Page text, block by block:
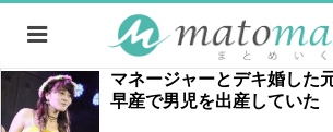
マネージャーとデキ婚した
早産で男児を出産していた